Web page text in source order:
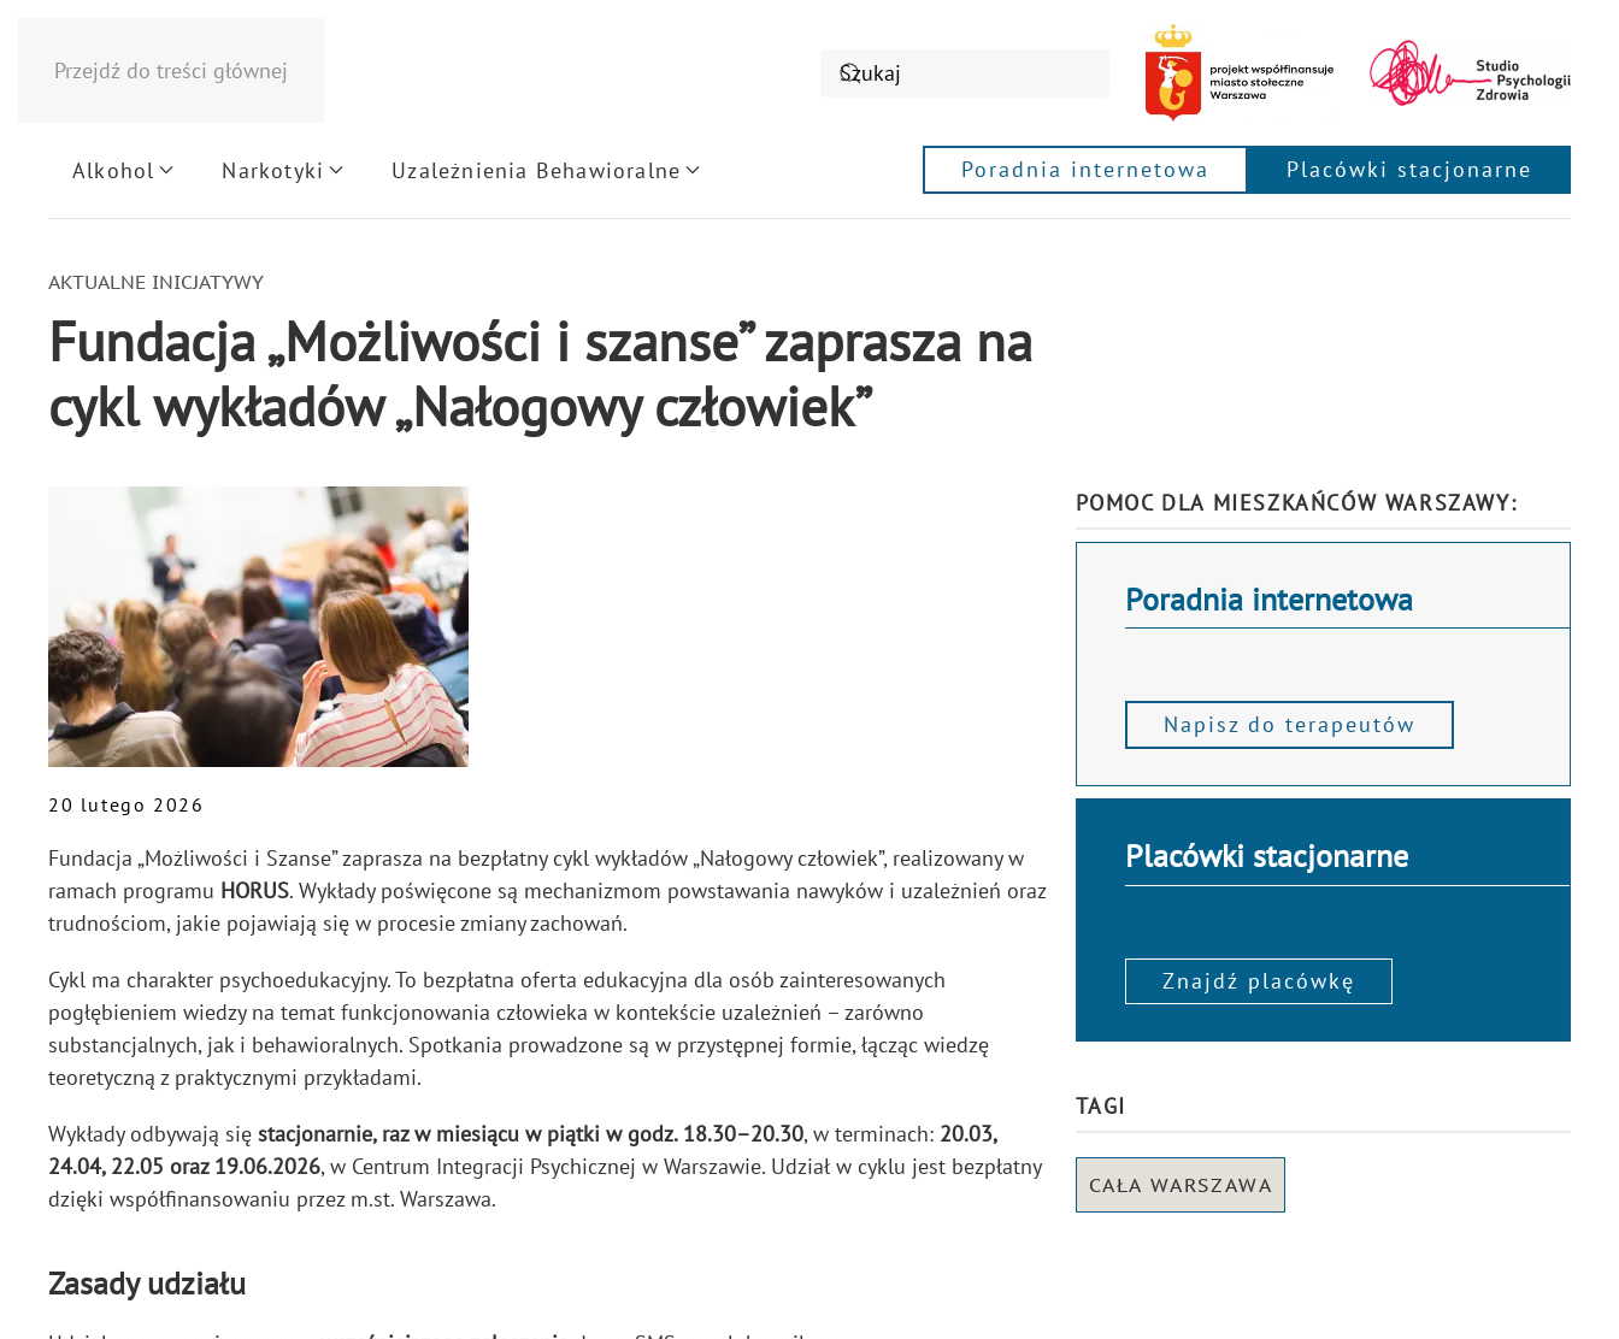
Przejdź do treści głównej
Alkohol Narkotyki Uzależnienia Behawioralne Poradnia internetowa Placówki stacjonarne
AKTUALNE INICJATYWY
Fundacja „Możliwości i szanse” zaprasza na
cykl wykładów „Nałogowy człowiek”
20 lutego 2026
Fundacja „Możliwości i Szanse” zaprasza na bezpłatny cykl wykładów „Nałogowy człowiek”, realizowany w
ramach programu HORUS. Wykłady poświęcone są mechanizmom powstawania nawyków i uzależnień oraz
trudnościom, jakie pojawiają się w procesie zmiany zachowań.
Cykl ma charakter psychoedukacyjny. To bezpłatna oferta edukacyjna dla osób zainteresowanych
pogłębieniem wiedzy na temat funkcjonowania człowieka w kontekście uzależnień – zarówno
substancjalnych, jak i behawioralnych. Spotkania prowadzone są w przystępnej formie, łącząc wiedzę
teoretyczną z praktycznymi przykładami.
Wykłady odbywają się stacjonarnie, raz w miesiącu w piątki w godz. 18.30–20.30, w terminach: 20.03,
24.04, 22.05 oraz 19.06.2026, w Centrum Integracji Psychicznej w Warszawie. Udział w cyklu jest bezpłatny
dzięki współfinansowaniu przez m.st. Warszawa.
Zasady udziału
POMOC DLA MIESZKAŃCÓW WARSZAWY:
Poradnia internetowa
Napisz do terapeutów
Placówki stacjonarne
Znajdź placówkę
TAGI
CAŁA WARSZAWA